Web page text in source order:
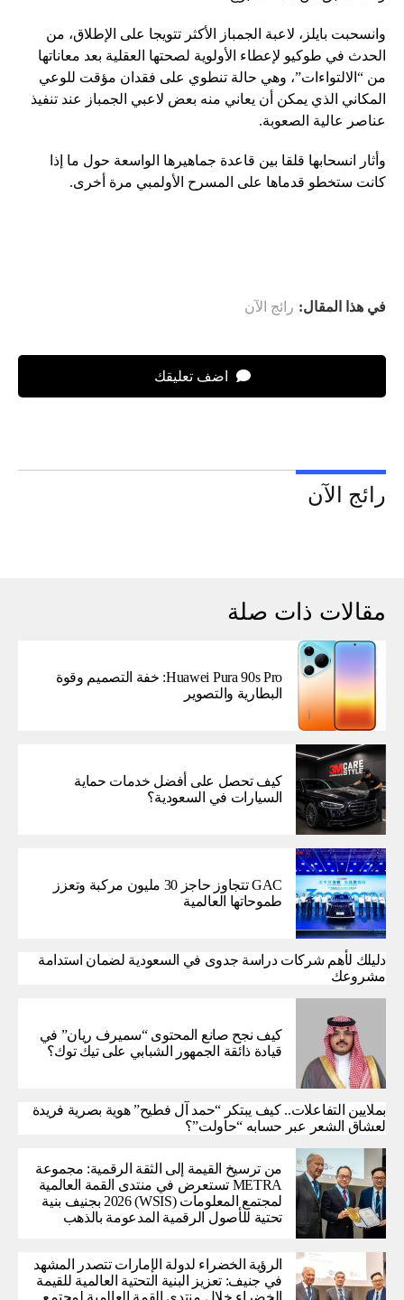
وانسحبت بايلز، لاعبة الجمباز الأكثر تتويجا على الإطلاق، من
الحدث في طوكيو لإعطاء الأولوية لصحتها العقلية بعد معاناتها
من “الالتواءات”، وهي حالة تنطوي على فقدان مؤقت للوعي
المكاني الذي يمكن أن يعاني منه بعض لاعبي الجمباز عند تنفيذ
عناصر عالية الصعوبة.
وأثار انسحابها قلقا بين قاعدة جماهيرها الواسعة حول ما إذا
كانت ستخطو قدماها على المسرح الأولمبي مرة أخرى.
في هذا المقال: رائج الآن
اضف تعليقك
رائج الآن
مقالات ذات صلة
Huawei Pura 90s Pro: خفة التصميم وقوة
البطارية والتصوير
كيف تحصل على أفضل خدمات حماية
السيارات في السعودية؟
GAC تتجاوز حاجز 30 مليون مركبة وتعزز
طموحاتها العالمية
دليلك لأهم شركات دراسة جدوى في السعودية لضمان استدامة
مشروعك
كيف نجح صانع المحتوى “سميرف ريان” في
قيادة ذائقة الجمهور الشبابي على تيك توك؟
بملايين التفاعلات.. كيف يبتكر “حمد آل فطيح” هوية بصرية فريدة
لعشاق الشعر عبر حسابه “حاولت”؟
من ترسيخ القيمة إلى الثقة الرقمية: مجموعة
METRA تستعرض في منتدى القمة العالمية
لمجتمع المعلومات (WSIS) 2026 بجنيف بنية
تحتية للأصول الرقمية المدعومة بالذهب
الرؤية الخضراء لدولة الإمارات تتصدر المشهد
في جنيف: تعزيز البنية التحتية العالمية للقيمة